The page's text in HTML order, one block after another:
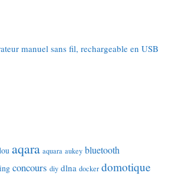
manuel sans fil, rechargeable en USB
aqara aquara aukey bluetooth
concours diy dlna docker domotique